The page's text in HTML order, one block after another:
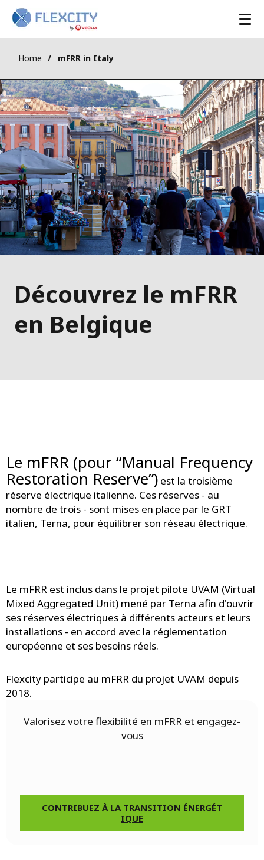
Home mFRR in Italy
Découvrez le mFRR
en Belgique
Le mFRR (pour “Manual Frequency
Restoration Reserve”) est la troisième
réserve électrique italienne. Ces réserves - au
nombre de trois - sont mises en place par le GRT
italien, Terna, pour équilibrer son réseau électrique.
Le mFRR est inclus dans le projet pilote UVAM (Virtual
Mixed Aggregated Unit) mené par Terna afin d'ouvrir
ses réserves électriques à différents acteurs et leurs
installations - en accord avec la réglementation
européenne et ses besoins réels.
Flexcity participe au mFRR du projet UVAM depuis
2018.
Valorisez votre flexibilité en mFRR et engagez-
vous
CONTRIBUEZ À LA TRANSITION ÉNERGÉT
IQUE